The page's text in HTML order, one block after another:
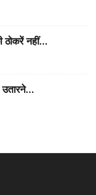
ठोकरें नहीं...